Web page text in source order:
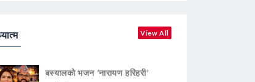
View All
बस्यालको भजन ‘नारायण हरिहरी’